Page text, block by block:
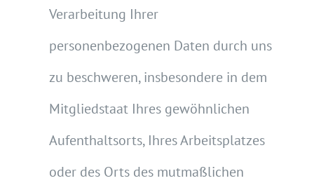
Verarbeitung Ihrer
personenbezogenen Daten durch uns
zu beschweren, insbesondere in dem
Mitgliedstaat Ihres gewöhnlichen
Aufenthaltsorts, Ihres Arbeitsplatzes
oder des Orts des mutmaßlichen